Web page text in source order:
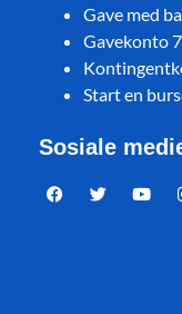
Gave med
Gavekonto
Start en
Sosiale